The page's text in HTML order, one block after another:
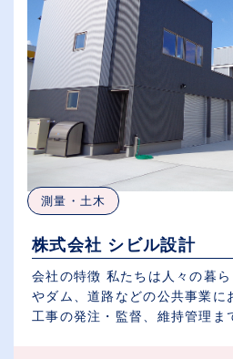
測量・土木
株式会社 シビル設計
会社の特徴 私たちは人々の暮
やダム、道路などの公共事業に
工事の発注・監督、維持管理ま